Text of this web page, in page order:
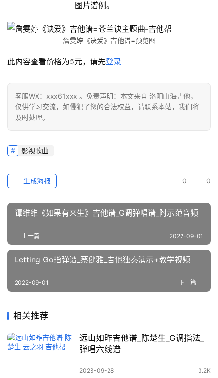
图片谱例。
詹雯婷《诀爱》吉他谱=预览图
此内容查看价格为5元，请先登录
客服WX：xxx61xxx 。免责声明：本文来自 洛阳山海吉他，
仅供学习交流，如侵犯了您的合法权益，请联系本站，我们将
及时处理。
影视歌曲
0 0
生成海报
谭维维《如果有来生》吉他谱_G调弹唱谱_附示范音频
上一篇 2022-09-01
Letting Go指弹谱_蔡健雅_吉他独奏演示+教学视频
下一篇
2022-09-01
相关推荐
远山如昨吉他谱_陈楚生_G调指法_
弹唱六线谱
2023-09-28 3.2K